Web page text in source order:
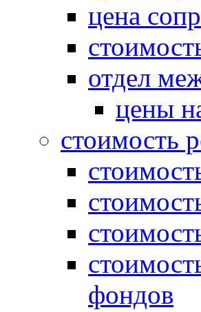
цена
отдел
цены
стоимость
фондов